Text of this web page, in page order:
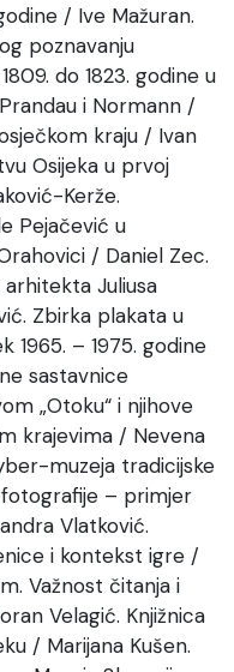
/ Ive Mažuran.
poznavanju
do 1823. godine u
i Normann /
kraju / Ivan
Osijeka u prvoj
Kerže.
Pejačević u
/ Daniel Zec.
arhitekta Juliusa
Zbirka plakata u
1965. – 1975. godine
sastavnice
„Otoku“ i njihove
krajevima / Nevena
muzeja tradicijske
– primjer
Vlatković.
i kontekst igre /
Važnost čitanja i
Velagić. Knjižnica
/ Marijana Kušen.